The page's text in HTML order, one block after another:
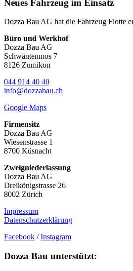
Neues Fahrzeug im Einsatz
Dozza Bau AG hat die Fahrzeug Flotte
Büro und Werkhof
Dozza Bau AG
Schwäntenmos 7
8126 Zumikon
044 914 40 40
info@dozzabau.ch
Google Maps
Firmensitz
Dozza Bau AG
Wiesenstrasse 1
8700 Küsnacht
Zweigniederlassung
Dozza Bau AG
Dreikönigstrasse 26
8002 Zürich
Impressum
Datenschutzerklärung
Facebook /Instagram
Dozza Bau unterstützt: